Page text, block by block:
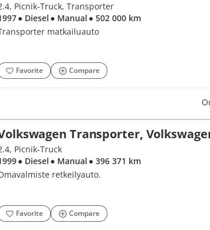
Picnik-Truck, Transporter
● Diesel ● Manual ● 502 000 km
matkailuauto
Favorite Compare
Transporter,
Picnik-Truck
● Diesel ● Manual ● 396 371 km
retkeilyauto.
Favorite Compare